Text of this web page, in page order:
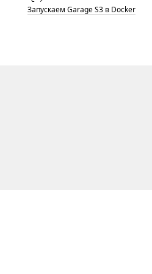
Запускаем Garage S3 в Docker